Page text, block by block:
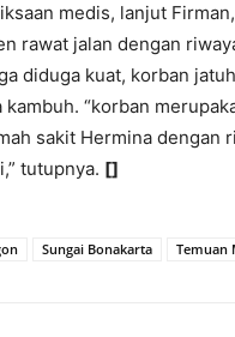
medis, lanjut
rawat jalan dengan
diduga kuat, korban
kambuh. “korban
sakit Hermina dengan
tutupnya. []
Sungai Bonakarta Temuan